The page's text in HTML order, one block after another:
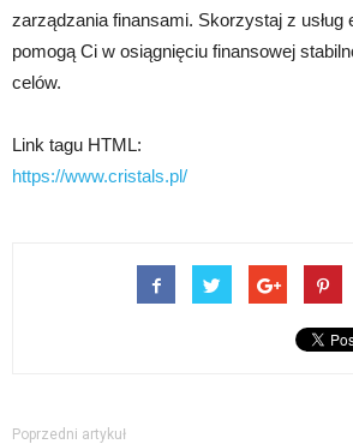
zarządzania finansami. Skorzystaj z usług
pomogą Ci w osiągnięciu finansowej
celów.
Link tagu HTML:
https://www.cristals.pl/
Poprzedni artykuł